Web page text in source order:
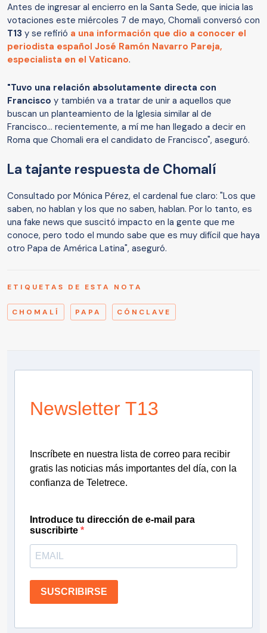
Antes de ingresar al encierro en la Santa Sede, que inicia las
votaciones este miércoles 7 de mayo, Chomali conversó con
T13 y se refirió a una información que dio a conocer el
periodista español José Ramón Navarro Pareja,
especialista en el Vaticano.
"Tuvo una relación absolutamente directa con
Francisco y también va a tratar de unir a aquellos que
buscan un planteamiento de la Iglesia similar al de
Francisco... recientemente, a mí me han llegado a decir en
Roma que Chomali era el candidato de Francisco", aseguró.
La tajante respuesta de Chomalí
Consultado por Mónica Pérez, el cardenal fue claro: "Los que
saben, no hablan y los que no saben, hablan. Por lo tanto, es
una fake news que suscitó impacto en la gente que me
conoce, pero todo el mundo sabe que es muy difícil que haya
otro Papa de América Latina", aseguró.
ETIQUETAS DE ESTA NOTA
CHOMALÍ PAPA CÓNCLAVE
Newsletter T13
Inscríbete en nuestra lista de correo para recibir
gratis las noticias más importantes del día, con la
confianza de Teletrece.
Introduce tu dirección de e-mail para
suscribirte
SUSCRIBIRSE